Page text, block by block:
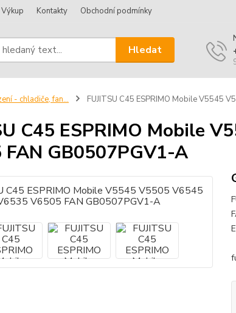
Výkup Kontakty Obchodní podmínky
Hledat
- chladiče, fan... FUJITSU C45 ESPRIMO Mobile V5545
C45 ESPRIMO Mobile
GB0507PGV1-A